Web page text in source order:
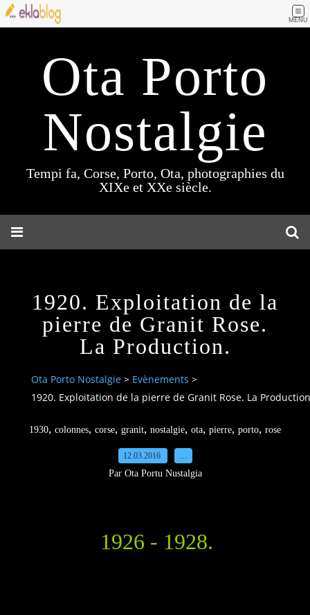
MENU
Ota Porto
Nostalgie
Tempi fa, Corse, Porto, Ota, photographies du
XIXe et XXe siècle.
1920. Exploitation de la
pierre de Granit Rose.
La Production.
Ota Porto Nostalgie > Evènements >
1920. Exploitation de la pierre de Granit Rose. La
1930, colonnes, corse, granit, nostalgie, ota, pierre, porto, rose
12.03.2016
Par Ota Portu Nustalgia
1926 - 1928.